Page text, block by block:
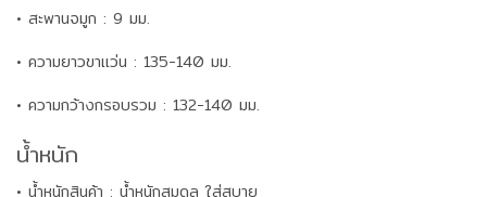
• สะพานจมูก : 9 มม.
• ความยาวขาแว่น : 135-140 มม.
• ความกว้างกรอบรวม : 132-140 มม.
น้ำหนัก
• น้ำหนักสินค้า : น้ำหนักสมดุล ใส่สบาย